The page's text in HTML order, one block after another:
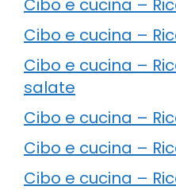
Cibo e cucina –
Cibo e cucina –
Cibo e cucina –
salate
Cibo e cucina –
Cibo e cucina –
Cibo e cucina –